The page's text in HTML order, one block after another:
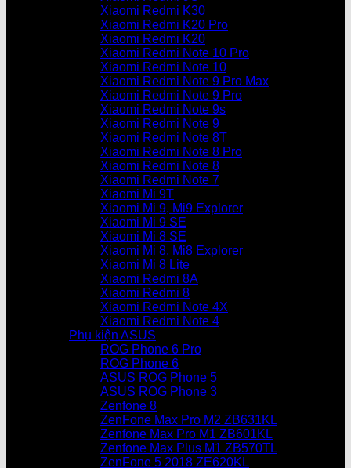
Xiaomi Redmi K30
Xiaomi Redmi K20 Pro
Xiaomi Redmi K20
Xiaomi Redmi Note 10 Pro
Xiaomi Redmi Note 10
Xiaomi Redmi Note 9 Pro Max
Xiaomi Redmi Note 9 Pro
Xiaomi Redmi Note 9s
Xiaomi Redmi Note 9
Xiaomi Redmi Note 8T
Xiaomi Redmi Note 8 Pro
Xiaomi Redmi Note 8
Xiaomi Redmi Note 7
Xiaomi Mi 9T
Xiaomi Mi 9, Mi9 Explorer
Xiaomi Mi 9 SE
Xiaomi Mi 8 SE
Xiaomi Mi 8, Mi8 Explorer
Xiaomi Mi 8 Lite
Xiaomi Redmi 8A
Xiaomi Redmi 8
Xiaomi Redmi Note 4X
Xiaomi Redmi Note 4
Phụ kiện ASUS
ROG Phone 6 Pro
ROG Phone 6
ASUS ROG Phone 5
ASUS ROG Phone 3
Zenfone 8
ZenFone Max Pro M2 ZB631KL
Zenfone Max Pro M1 ZB601KL
Zenfone Max Plus M1 ZB570TL
ZenFone 5 2018 ZE620KL